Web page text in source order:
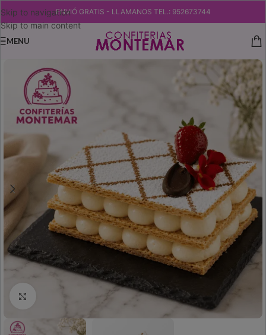
Skip to navigation
Skip to main content
ENVIÓ GRATIS - LLAMANOS TEL.: 952673744
MENU